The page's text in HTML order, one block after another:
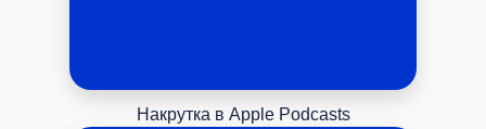
Накрутка в Apple Podcasts